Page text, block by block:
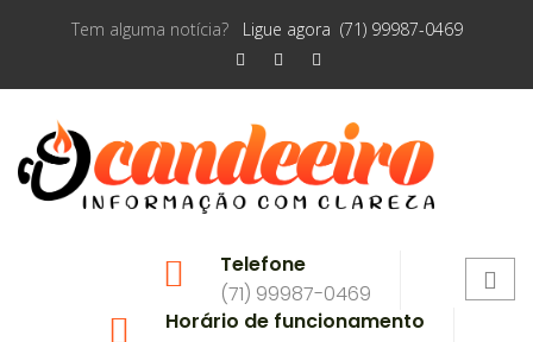
Tem alguma notícia? Ligue agora (71) 99987-0469
Telefone
(71) 99987-0469
Horário de funcionamento